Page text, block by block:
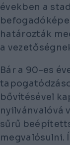
években a
határozták
a
Bár a 90-es
bővítésével
nyilvánvalóvá
sűrű
megvalósulni.